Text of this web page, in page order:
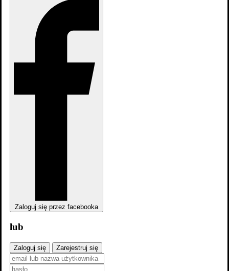
Zaloguj się przez facebooka
lub
Zaloguj się Zarejestruj się